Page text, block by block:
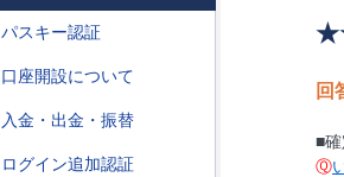
パスキー認証
口座開設について
入金・出金・振替
ログイン追加認証
回
■
Ⓠ